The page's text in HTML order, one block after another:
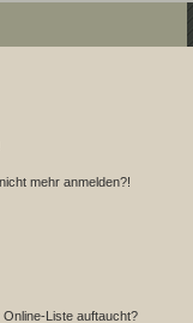
mehr anmelden?!
Liste auftaucht?